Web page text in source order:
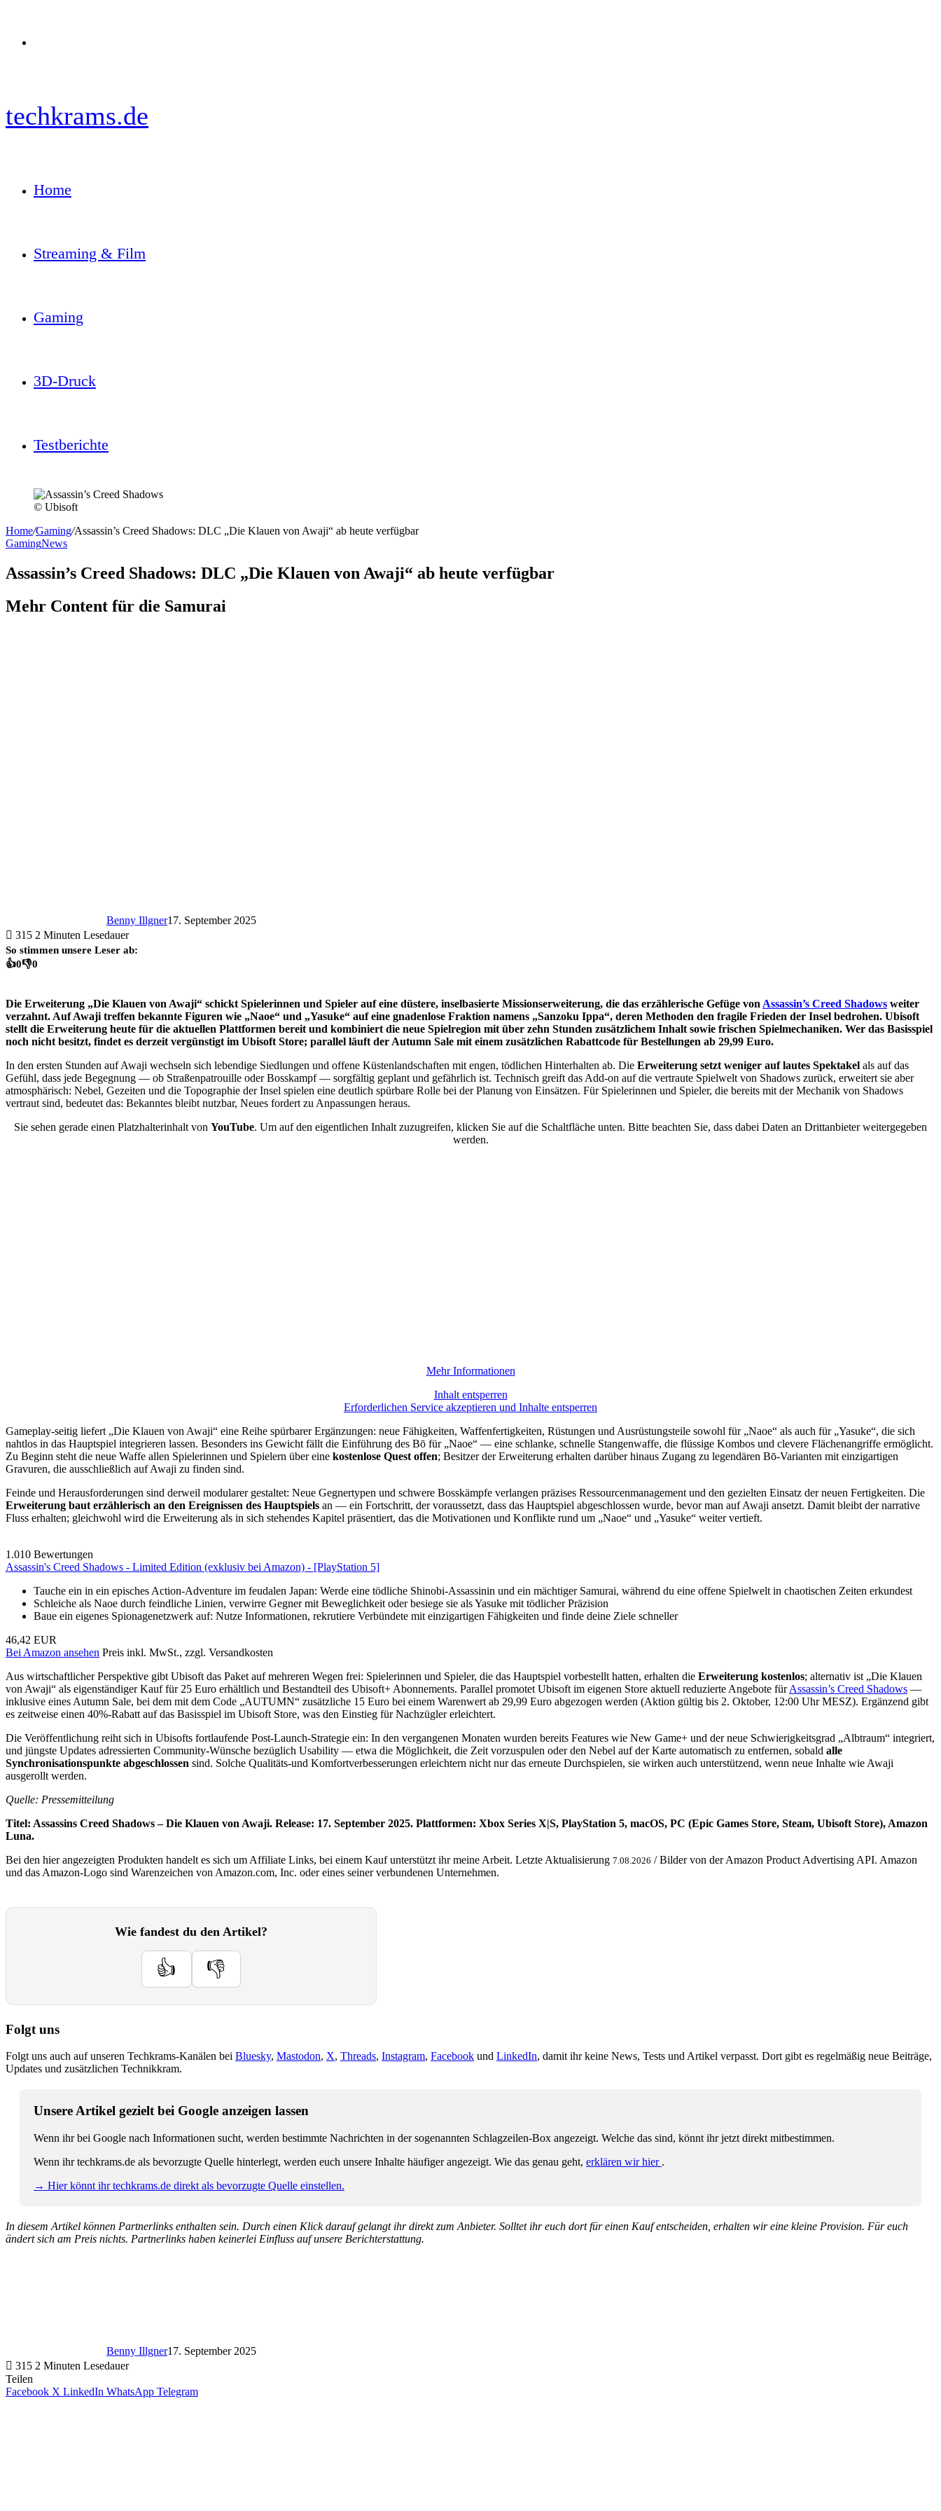
techkrams.de
Home
Streaming & Film
Gaming
3D-Druck
Testberichte
© Ubisoft
Home/Gaming/Assassin’s Creed Shadows: DLC „Die Klauen von Awaji“ ab heute verfügbar
GamingNews
Assassin’s Creed Shadows: DLC „Die Klauen von Awaji“ ab heute verfügbar
Mehr Content für die Samurai
Benny Illgner17. September 2025
315 2 Minuten Lesedauer
So stimmen unsere Leser ab:
👍0👎0
Die Erweiterung „Die Klauen von Awaji“ schickt Spielerinnen und Spieler auf eine düstere, inselbasierte Missionserweiterung, die das erzählerische Gefüge von Assassin’s Creed Shadows weiter
verzahnt. Auf Awaji treffen bekannte Figuren wie „Naoe“ und „Yasuke“ auf eine gnadenlose Fraktion namens „Sanzoku Ippa“, deren Methoden den fragile Frieden der Insel bedrohen. Ubisoft
stellt die Erweiterung heute für die aktuellen Plattformen bereit und kombiniert die neue Spielregion mit über zehn Stunden zusätzlichem Inhalt sowie frischen Spielmechaniken. Wer das Basisspiel
noch nicht besitzt, findet es derzeit vergünstigt im Ubisoft Store; parallel läuft der Autumn Sale mit einem zusätzlichen Rabattcode für Bestellungen ab 29,99 Euro.
In den ersten Stunden auf Awaji wechseln sich lebendige Siedlungen und offene Küstenlandschaften mit engen, tödlichen Hinterhalten ab. Die Erweiterung setzt weniger auf lautes Spektakel als auf das
Gefühl, dass jede Begegnung — ob Straßenpatrouille oder Bosskampf — sorgfältig geplant und gefährlich ist. Technisch greift das Add-on auf die vertraute Spielwelt von Shadows zurück, erweitert sie aber
atmosphärisch: Nebel, Gezeiten und die Topographie der Insel spielen eine deutlich spürbare Rolle bei der Planung von Einsätzen. Für Spielerinnen und Spieler, die bereits mit der Mechanik von Shadows
vertraut sind, bedeutet das: Bekanntes bleibt nutzbar, Neues fordert zu Anpassungen heraus.
Sie sehen gerade einen Platzhalterinhalt von YouTube. Um auf den eigentlichen Inhalt zuzugreifen, klicken Sie auf die Schaltfläche unten. Bitte beachten Sie, dass dabei Daten an Drittanbieter weitergegeben
werden.
Mehr Informationen
Inhalt entsperren
Erforderlichen Service akzeptieren und Inhalte entsperren
Gameplay-seitig liefert „Die Klauen von Awaji“ eine Reihe spürbarer Ergänzungen: neue Fähigkeiten, Waffenfertigkeiten, Rüstungen und Ausrüstungsteile sowohl für „Naoe“ als auch für „Yasuke“, die sich
nahtlos in das Hauptspiel integrieren lassen. Besonders ins Gewicht fällt die Einführung des Bō für „Naoe“ — eine schlanke, schnelle Stangenwaffe, die flüssige Kombos und clevere Flächenangriffe ermöglicht.
Zu Beginn steht die neue Waffe allen Spielerinnen und Spielern über eine kostenlose Quest offen; Besitzer der Erweiterung erhalten darüber hinaus Zugang zu legendären Bō-Varianten mit einzigartigen
Gravuren, die ausschließlich auf Awaji zu finden sind.
Feinde und Herausforderungen sind derweil modularer gestaltet: Neue Gegnertypen und schwere Bosskämpfe verlangen präzises Ressourcenmanagement und den gezielten Einsatz der neuen Fertigkeiten. Die
Erweiterung baut erzählerisch an den Ereignissen des Hauptspiels an — ein Fortschritt, der voraussetzt, dass das Hauptspiel abgeschlossen wurde, bevor man auf Awaji ansetzt. Damit bleibt der narrative
Fluss erhalten; gleichwohl wird die Erweiterung als in sich stehendes Kapitel präsentiert, das die Motivationen und Konflikte rund um „Naoe“ und „Yasuke“ weiter vertieft.
1.010 Bewertungen
Assassin's Creed Shadows - Limited Edition (exklusiv bei Amazon) - [PlayStation 5]
Tauche ein in ein episches Action-Adventure im feudalen Japan: Werde eine tödliche Shinobi-Assassinin und ein mächtiger Samurai, während du eine offene Spielwelt in chaotischen Zeiten erkundest
Schleiche als Naoe durch feindliche Linien, verwirre Gegner mit Beweglichkeit oder besiege sie als Yasuke mit tödlicher Präzision
Baue ein eigenes Spionagenetzwerk auf: Nutze Informationen, rekrutiere Verbündete mit einzigartigen Fähigkeiten und finde deine Ziele schneller
46,42 EUR
Bei Amazon ansehen Preis inkl. MwSt., zzgl. Versandkosten
Aus wirtschaftlicher Perspektive gibt Ubisoft das Paket auf mehreren Wegen frei: Spielerinnen und Spieler, die das Hauptspiel vorbestellt hatten, erhalten die Erweiterung kostenlos; alternativ ist „Die Klauen
von Awaji“ als eigenständiger Kauf für 25 Euro erhältlich und Bestandteil des Ubisoft+ Abonnements. Parallel promotet Ubisoft im eigenen Store aktuell reduzierte Angebote fürAssassin’s Creed Shadows —
inklusive eines Autumn Sale, bei dem mit dem Code „AUTUMN“ zusätzliche 15 Euro bei einem Warenwert ab 29,99 Euro abgezogen werden (Aktion gültig bis 2. Oktober, 12:00 Uhr MESZ). Ergänzend gibt
es zeitweise einen 40%-Rabatt auf das Basisspiel im Ubisoft Store, was den Einstieg für Nachzügler erleichtert.
Die Veröffentlichung reiht sich in Ubisofts fortlaufende Post-Launch-Strategie ein: In den vergangenen Monaten wurden bereits Features wie New Game+ und der neue Schwierigkeitsgrad „Albtraum“ integriert,
und jüngste Updates adressierten Community-Wünsche bezüglich Usability — etwa die Möglichkeit, die Zeit vorzuspulen oder den Nebel auf der Karte automatisch zu entfernen, sobald alle
Synchronisationspunkte abgeschlossen sind. Solche Qualitäts-und Komfortverbesserungen erleichtern nicht nur das erneute Durchspielen, sie wirken auch unterstützend, wenn neue Inhalte wie Awaji
ausgerollt werden.
Quelle: Pressemitteilung
Titel: Assassins Creed Shadows – Die Klauen von Awaji. Release: 17. September 2025. Plattformen: Xbox Series X|S, PlayStation 5, macOS, PC (Epic Games Store, Steam, Ubisoft Store), Amazon
Luna.
Bei den hier angezeigten Produkten handelt es sich um Affiliate Links, bei einem Kauf unterstützt ihr meine Arbeit. Letzte Aktualisierung 7.08.2026 / Bilder von der Amazon Product Advertising API. Amazon
und das Amazon-Logo sind Warenzeichen von Amazon.com, Inc. oder eines seiner verbundenen Unternehmen.
Wie fandest du den Artikel?
👍 👎
Folgt uns
Folgt uns auch auf unseren Techkrams-Kanälen bei Bluesky, Mastodon, X, Threads, Instagram, Facebook und LinkedIn, damit ihr keine News, Tests und Artikel verpasst. Dort gibt es regelmäßig neue Beiträge,
Updates und zusätzlichen Technikkram.
Unsere Artikel gezielt bei Google anzeigen lassen
Wenn ihr bei Google nach Informationen sucht, werden bestimmte Nachrichten in der sogenannten Schlagzeilen-Box angezeigt. Welche das sind, könnt ihr jetzt direkt mitbestimmen.
Wenn ihr techkrams.de als bevorzugte Quelle hinterlegt, werden euch unsere Inhalte häufiger angezeigt. Wie das genau geht, erklären wir hier .
→ Hier könnt ihr techkrams.de direkt als bevorzugte Quelle einstellen.
In diesem Artikel können Partnerlinks enthalten sein. Durch einen Klick darauf gelangt ihr direkt zum Anbieter. Solltet ihr euch dort für einen Kauf entscheiden, erhalten wir eine kleine Provision. Für euch
ändert sich am Preis nichts. Partnerlinks haben keinerlei Einfluss auf unsere Berichterstattung.
Benny Illgner17. September 2025
315 2 Minuten Lesedauer
Teilen
Facebook X LinkedIn WhatsApp Telegram